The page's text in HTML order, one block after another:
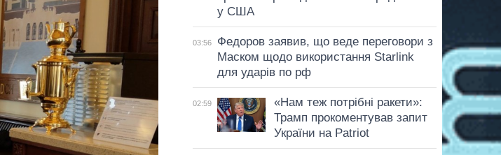
у США
03:56
Федоров заявив, що веде переговори з
Маском щодо використання Starlink
для ударів по рф
02:59
«Нам теж потрібні ракети»:
Трамп прокоментував запит
України на Patriot